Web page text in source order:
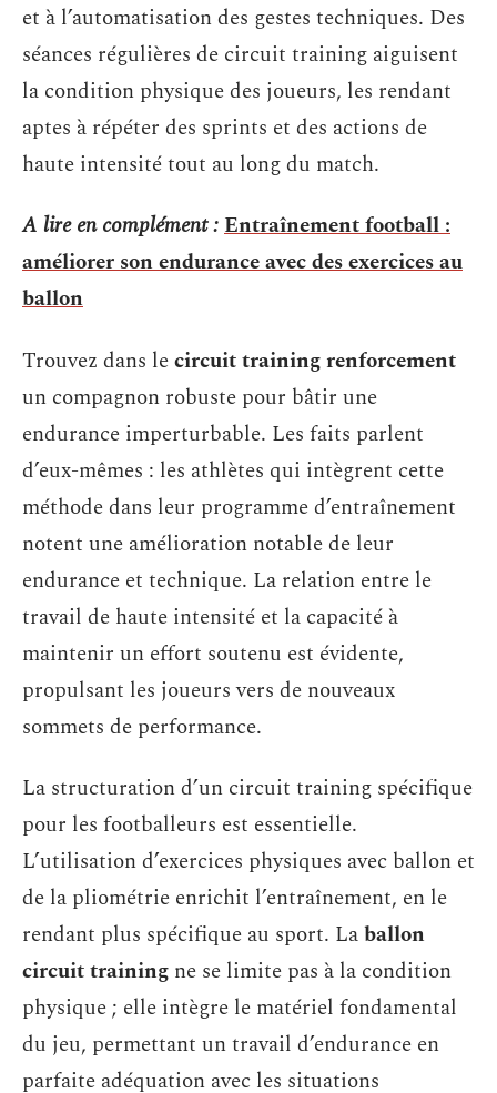
et à l’automatisation des gestes techniques. Des
séances régulières de circuit training aiguisent
la condition physique des joueurs, les rendant
aptes à répéter des sprints et des actions de
haute intensité tout au long du match.
A lire en complément :Entraînement football :
améliorer son endurance avec des exercices au
ballon
Trouvez dans lecircuit training renforcement
un compagnon robuste pour bâtir une
endurance imperturbable. Les faits parlent
d’eux-mêmes : les athlètes qui intègrent cette
méthode dans leur programme d’entraînement
notent une amélioration notable de leur
endurance et technique. La relation entre le
travail de haute intensité et la capacité à
maintenir un effort soutenu est évidente,
propulsant les joueurs vers de nouveaux
sommets de performance.
La structuration d’un circuit training spécifique
pour les footballeurs est essentielle.
L’utilisation d’exercices physiques avec ballon et
de la pliométrie enrichit l’entraînement, en le
rendant plus spécifique au sport. Laballon
circuit training ne se limite pas à la condition
physique ; elle intègre le matériel fondamental
du jeu, permettant un travail d’endurance en
parfaite adéquation avec les situations